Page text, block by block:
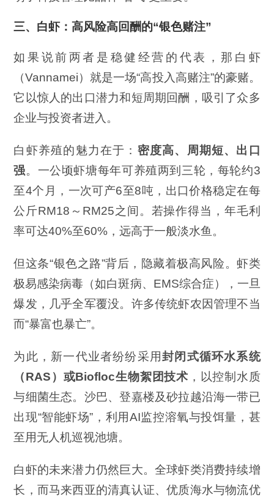
三、白虾：高风险高回酬的“银色赌注”
如果说前两者是稳健经营的代表，那白虾
（Vannamei）就是一场“高投入高赌注”的豪赌。
它以惊人的出口潜力和短周期回酬，吸引了众多
企业与投资者进入。
白虾养殖的魅力在于： 密度高、周期短、出口
强。一公顷虾塘每年可养殖两到三轮，每轮约3
至4个月，一次可产6至8吨，出口价格稳定在每
公斤RM18～RM25之间。若操作得当，年毛利
率可达40%至60%，远高于一般淡水鱼。
但这条“银色之路”背后，隐藏着极高风险。虾类
极易感染病毒（如白斑病、EMS综合症），一旦
爆发，几乎全军覆没。许多传统虾农因管理不当
而“暴富也暴亡”。
为此，新一代业者纷纷采用封闭式循环水系统
（RAS ）或Biofloc生物絮团技术 ，以控制水质
与细菌生态。沙巴、登嘉楼及砂拉越沿海一带已
出现“智能虾场”，利用AI监控溶氧与投饵量，甚
至用无人机巡视池塘。
白虾的未来潜力仍然巨大。全球虾类消费持续增
长，而马来西亚的清真认证、优质海水与物流优